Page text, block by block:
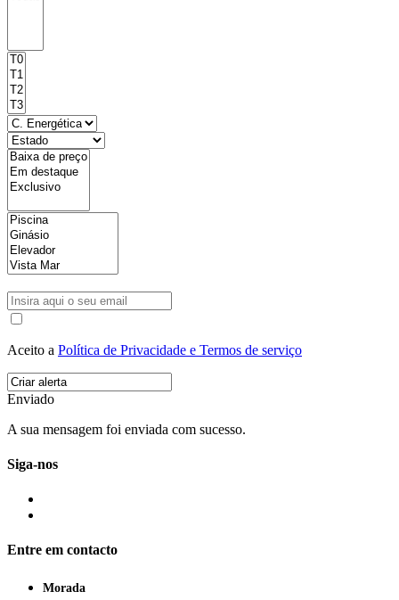
Aceito a Política de Privacidade e Termos de serviço
Enviado
A sua mensagem foi enviada com sucesso.
Siga-nos
Entre em contacto
Morada